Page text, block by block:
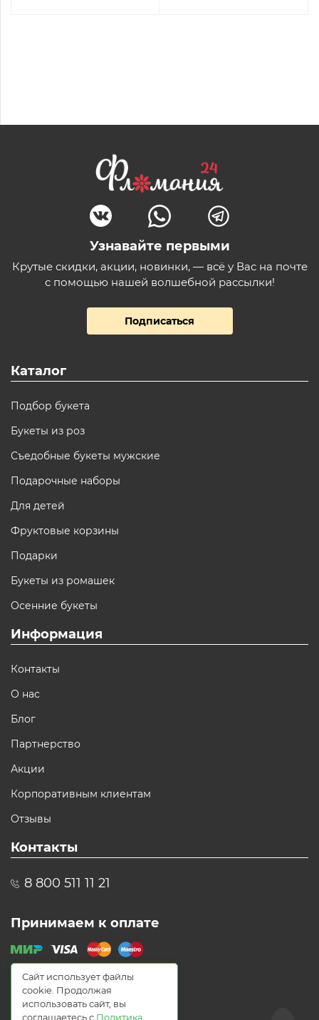
Узнавайте первыми
Крутые скидки, акции, новинки, — всё у Вас на почте
с помощью нашей волшебной рассылки!
Подписаться
Каталог
Подбор букета
Букеты из роз
Съедобные букеты мужские
Подарочные наборы
Для детей
Фруктовые корзины
Подарки
Букеты из ромашек
Осенние букеты
Информация
Контакты
О нас
Блог
Партнерство
Акции
Корпоративным клиентам
Отзывы
Контакты
8 800 511 11 21
Принимаем к оплате
Сайт использует файлы
cookie. Продолжая
использовать сайт, вы
соглашаетесь с Политика